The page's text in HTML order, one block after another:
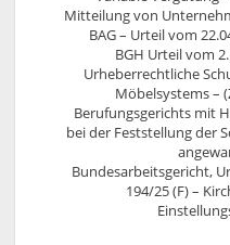
Mitteilung von
BAG – Urteil vom
BGH Urteil vom
Urheberrechtliche
Möbelsystems –
Berufungsgerichts mit
bei der Feststellung der
Bundesarbeitsgericht,
194/25 (F) –